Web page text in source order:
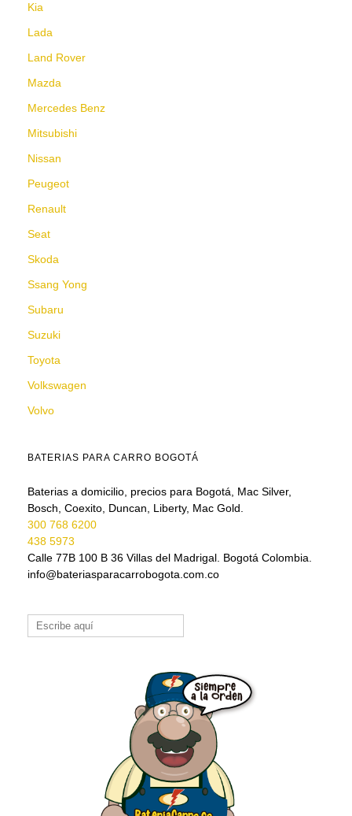
Kia
Lada
Land Rover
Mazda
Mercedes Benz
Mitsubishi
Nissan
Peugeot
Renault
Seat
Skoda
Ssang Yong
Subaru
Suzuki
Toyota
Volkswagen
Volvo
BATERIAS PARA CARRO BOGOTÁ
Baterias a domicilio, precios para Bogotá, Mac Silver,
Bosch, Coexito, Duncan, Liberty, Mac Gold.
300 768 6200
438 5973
Calle 77B 100 B 36 Villas del Madrigal. Bogotá Colombia.
info@bateriasparacarrobogota.com.co
Buscar: